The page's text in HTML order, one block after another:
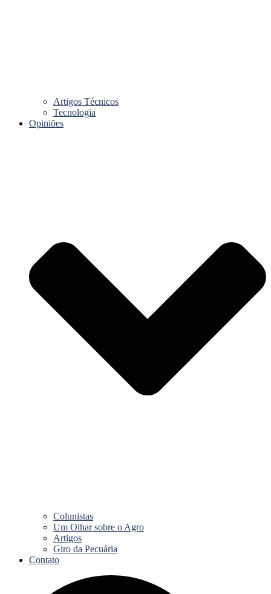
Artigos Técnicos
Tecnologia
Opiniões
Colunistas
Um Olhar sobre o Agro
Artigos
Giro da Pecuária
Contato